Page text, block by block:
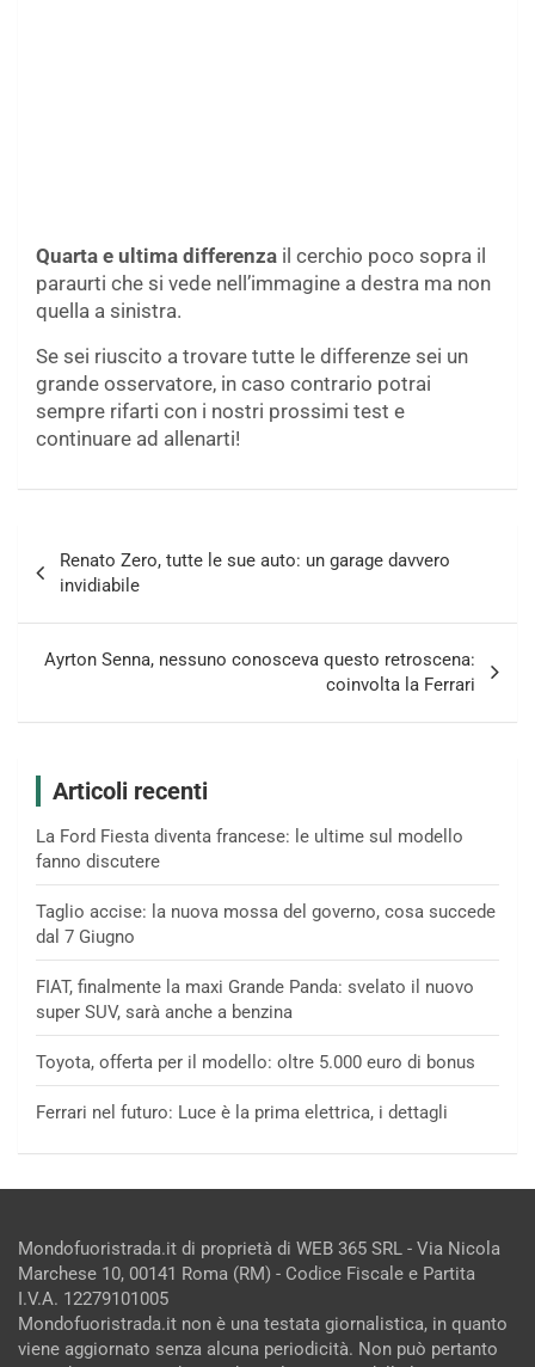
Quarta e ultima differenza il cerchio poco sopra il
paraurti che si vede nell’immagine a destra ma non
quella a sinistra.
Se sei riuscito a trovare tutte le differenze sei un
grande osservatore, in caso contrario potrai
sempre rifarti con i nostri prossimi test e
continuare ad allenarti!
articoli
Renato Zero, tutte le sue auto: un garage davvero
invidiabile
Ayrton Senna, nessuno conosceva questo retroscena:
coinvolta la Ferrari
Articoli recenti
La Ford Fiesta diventa francese: le ultime sul modello
fanno discutere
Taglio accise: la nuova mossa del governo, cosa succede
dal 7 Giugno
FIAT, finalmente la maxi Grande Panda: svelato il nuovo
super SUV, sarà anche a benzina
Toyota, offerta per il modello: oltre 5.000 euro di bonus
Ferrari nel futuro: Luce è la prima elettrica, i dettagli
Mondofuoristrada.it di proprietà di WEB 365 SRL - Via Nicola
Marchese 10, 00141 Roma (RM) - Codice Fiscale e Partita
I.V.A. 12279101005
Mondofuoristrada.it non è una testata giornalistica, in quanto
viene aggiornato senza alcuna periodicità. Non può pertanto